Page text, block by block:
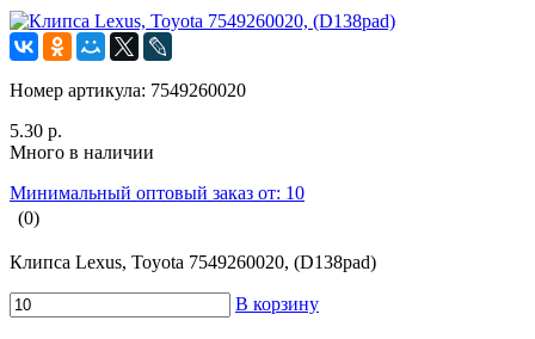
Номер артикула: 7549260020
5.30 р.
Много в наличии
Минимальный оптовый заказ от: 10
(0)
Клипса Lexus, Toyota 7549260020, (D138pad)
В корзину